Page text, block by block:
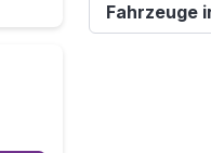
Fahrzeuge